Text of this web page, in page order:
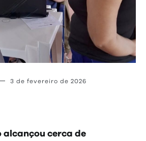
3 de fevereiro de 2026
alcançou cerca de